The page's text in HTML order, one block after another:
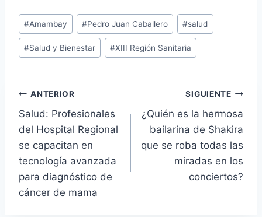
#Amambay #Pedro Juan Caballero #salud
#Salud y Bienestar #XIII Región Sanitaria
ANTERIOR
Salud: Profesionales
del Hospital Regional
se capacitan en
tecnología avanzada
para diagnóstico de
cáncer de mama
SIGUIENTE
¿Quién es la hermosa
bailarina de Shakira
que se roba todas las
miradas en los
conciertos?